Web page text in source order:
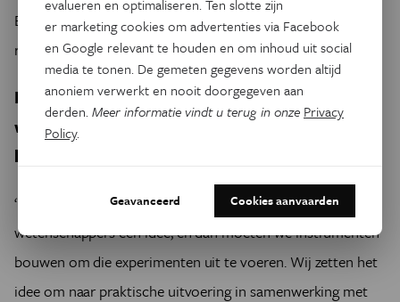
En dan voert ESA die experimenten uit en geeft de
resultaten terug aan de wetenschappers.’
Blijft er dan een dialoog met de
wetenschappers die dat voorstel gedaan
hebben?
‘We werken nauw samen, want dikwijls hebben de
wetenschappers een idee, en dan moeten we instrumenten
bouwen om die experimenten uit te voeren. Wij zetten het
idee om naar praktische uitvoering in samenwerking met
evalueren en optimaliseren. Ten slotte zijn
er marketing cookies om advertenties via Facebook
en Google relevant te houden en om inhoud uit social
media te tonen. De gemeten gegevens worden altijd
anoniem verwerkt en nooit doorgegeven aan
derden.Meer informatie vindt u terug in onze Privacy
Policy.
Geavanceerd Cookies aanvaarden